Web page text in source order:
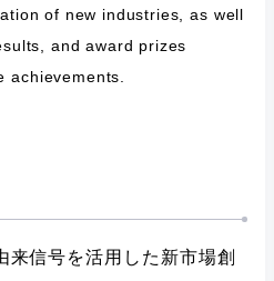
ント終了】参加数：104
ご参加ありがとうございま
of new industries, as well
and award prizes
achievements.
来信号を活用した新市場創